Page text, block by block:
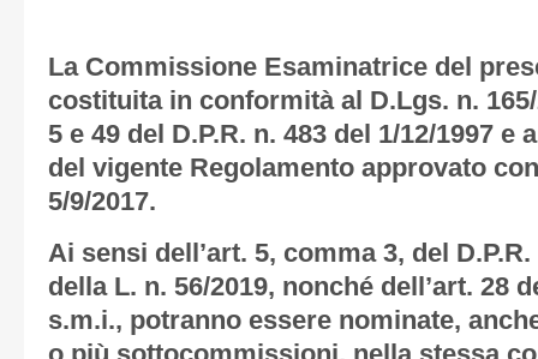
La Commissione Esaminatrice del
costituita in conformità al D.Lgs. n.
5 e 49 del D.P.R. n. 483 del 1/12/1997 e
del vigente Regolamento approvato
5/9/2017.
Ai sensi dell’art. 5, comma 3, del D.P.R.
della L. n. 56/2019, nonché dell’art. 28
s.m.i., potranno essere nominate,